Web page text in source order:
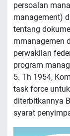
persoalan
management)
tentang
mmanagemen
perwakilan
program
5. Th 1954,
task force
diterbitkannya
syarat